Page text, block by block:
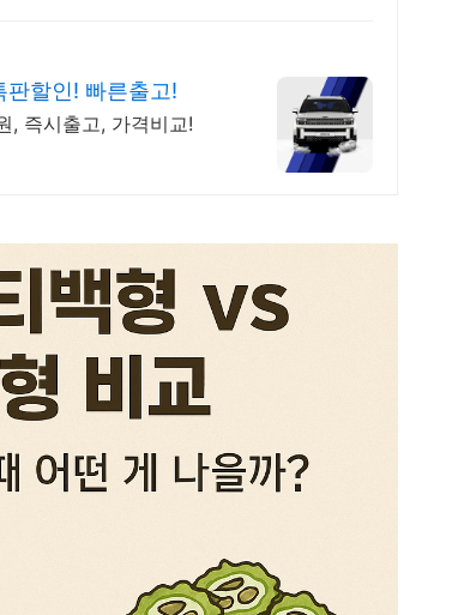
판할인! 빠른출고!
, 즉시출고, 가격비교!